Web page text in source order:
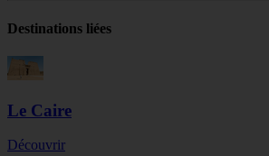
Destinations liées
Le Caire
Découvrir